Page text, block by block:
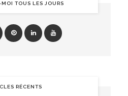
TOUS LES JOURS
RÉCENTS